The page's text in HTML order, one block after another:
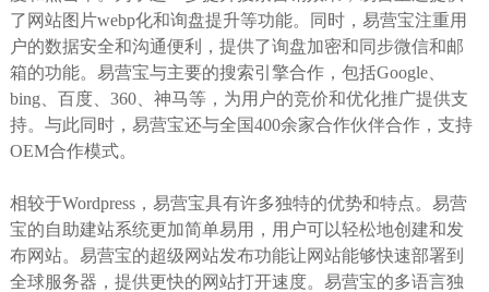
了网站图片webp化和询盘提升等功能。同时，易营宝注重用
户的数据安全和沟通便利，提供了询盘加密和同步微信和邮
箱的功能。易营宝与主要的搜索引擎合作，包括Google、
bing、百度、360、神马等，为用户的竞价和优化推广提供支
持。与此同时，易营宝还与全国400余家合作伙伴合作，支持
OEM合作模式。
相较于Wordpress，易营宝具有许多独特的优势和特点。易营
宝的自助建站系统更加简单易用，用户可以轻松地创建和发
布网站。易营宝的超级网站发布功能让网站能够快速部署到
全球服务器，提供更快的网站打开速度。易营宝的多语言独